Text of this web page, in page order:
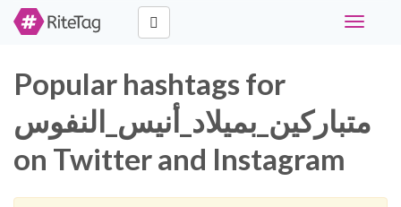
Toggle
Popular hashtags for
متباركين_بميلاد_أنيس_النفوس
on Twitter and Instagram